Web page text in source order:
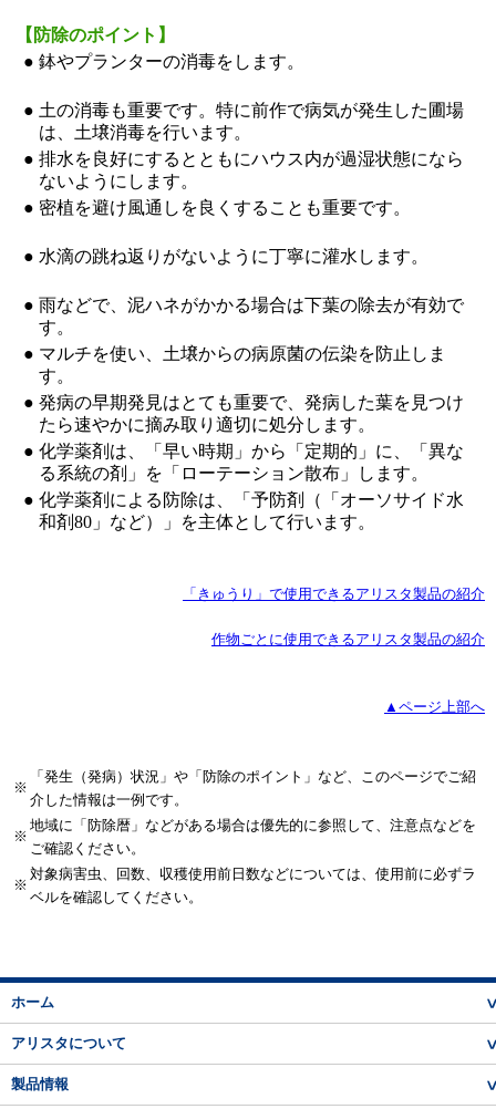
【防除のポイント】
● 鉢やプランターの消毒をします。
● 土の消毒も重要です。特に前作で病気が発生した圃場
は、土壌消毒を行います。
● 排水を良好にするとともにハウス内が過湿状態になら
ないようにします。
● 密植を避け風通しを良くすることも重要です。
● 水滴の跳ね返りがないように丁寧に灌水します。
● 雨などで、泥ハネがかかる場合は下葉の除去が有効で
す。
● マルチを使い、土壌からの病原菌の伝染を防止しま
す。
● 発病の早期発見はとても重要で、発病した葉を見つけ
たら速やかに摘み取り適切に処分します。
● 化学薬剤は、「早い時期」から「定期的」に、「異な
る系統の剤」を「ローテーション散布」します。
● 化学薬剤による防除は、「予防剤（「オーソサイド水
和剤80」など）」を主体として行います。
「きゅうり」で使用できるアリスタ製品の紹介
作物ごとに使用できるアリスタ製品の紹介
▲ページ上部へ
※
「発生（発病）状況」や「防除のポイント」など、このページでご紹
介した情報は一例です。
※
地域に「防除暦」などがある場合は優先的に参照して、注意点などを
ご確認ください。
※
対象病害虫、回数、収穫使用前日数などについては、使用前に必ずラ
ベルを確認してください。
ホーム
アリスタについて
製品情報